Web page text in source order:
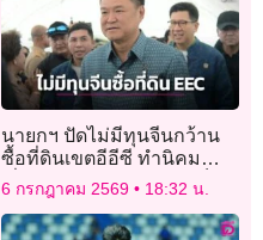
นายกฯ ปัดไม่มีทุนจีนกว้าน
ซื้อที่ดินเขตอีอีซี ทำนิคม
เถื่อน หากพบทำผิดหวดเต็ม
6 กรกฎาคม 2569 18:32 น.